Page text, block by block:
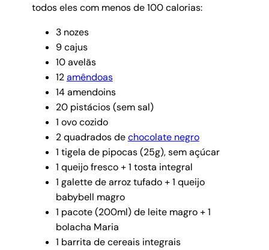
todos eles com menos de 100 calorias:
3 nozes
9 cajus
10 avelãs
12amêndoas
14 amendoins
20 pistácios (sem sal)
1 ovo cozido
2 quadrados dechocolate negro
1 tigela de pipocas (25g), sem açúcar
1 queijo fresco + 1 tosta integral
1 galette de arroz tufado + 1 queijo
babybell magro
1 pacote (200ml) de leite magro + 1
bolacha Maria
1 barrita de cereais integrais